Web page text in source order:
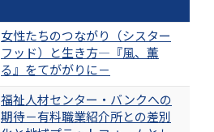
女性たちのつながり（シスター
フッド）と生き方―『風、薫
る』をてががりに－
福祉人材センター・バンクへの
期待－有料職業紹介所との差別